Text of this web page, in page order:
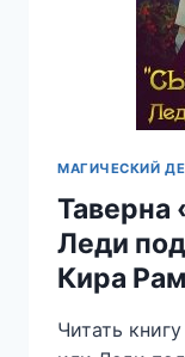
МАГИЧЕСКИЙ
Таверна
Леди
Кира
Читать